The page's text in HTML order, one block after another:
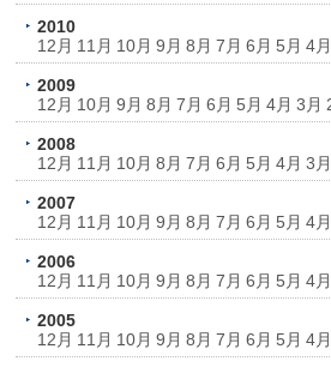
2010
12月 11月 10月 9月 8月 7月 6月 5月 4月
2009
12月 10月 9月 8月 7月 6月 5月 4月 3月
2008
12月 11月 10月 8月 7月 6月 5月 4月 3月
2007
12月 11月 10月 9月 8月 7月 6月 5月 4月
2006
12月 11月 10月 9月 8月 7月 6月 5月 4月
2005
12月 11月 10月 9月 8月 7月 6月 5月 4月